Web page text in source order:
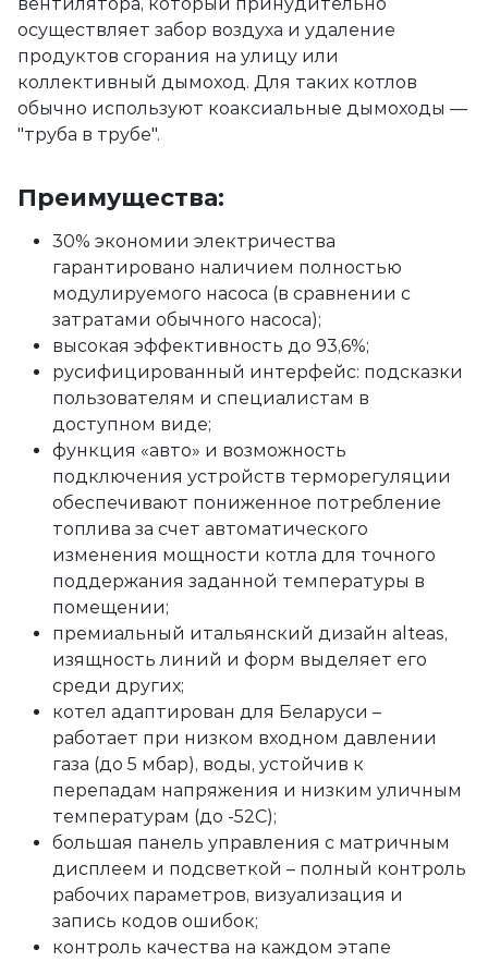
осуществляет забор воздуха и удаление
продуктов сгорания на улицу или
коллективный дымоход. Для таких котлов
обычно используют коаксиальные дымоходы —
"труба в трубе".
Преимущества:
30% экономии электричества
гарантировано наличием полностью
модулируемого насоса (в сравнении с
затратами обычного насоса);
высокая эффективность до 93,6%;
русифицированный интерфейс: подсказки
пользователям и специалистам в
доступном виде;
функция «авто» и возможность
подключения устройств терморегуляции
обеспечивают пониженное потребление
топлива за счет автоматического
изменения мощности котла для точного
поддержания заданной температуры в
помещении;
премиальный итальянский дизайн alteas,
изящность линий и форм выделяет его
среди других;
котел адаптирован для Беларуси –
работает при низком входном давлении
газа (до 5 мбар), воды, устойчив к
перепадам напряжения и низким уличным
температурам (до -52С);
большая панель управления с матричным
дисплеем и подсветкой – полный контроль
рабочих параметров, визуализация и
запись кодов ошибок;
контроль качества на каждом этапе